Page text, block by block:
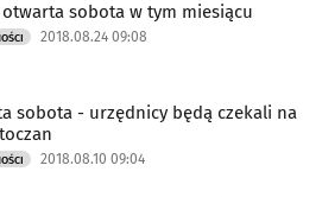
sobota w tym miesiącu
2018.08.24 09:08
sobota - urzędnicy będą czekali na
2018.08.10 09:04